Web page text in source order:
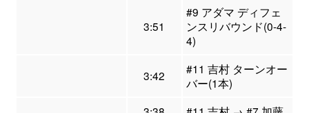
3:51
#9 アダマ ディフェ
ンスリバウンド(0-4-
4)
3:42
#11 吉村 ターンオー
バー(1本)